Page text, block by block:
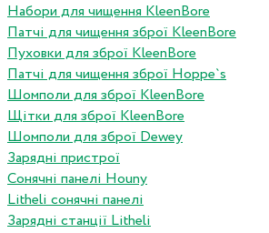
Набори для чищення KleenBore
Патчі для чищення зброї KleenBore
Пуховки для зброї KleenBore
Патчі для чищення зброї Hoppe`s
Шомполи для зброї KleenBore
Щітки для зброї KleenBore
Шомполи для зброї Dewey
Зарядні пристрої
Сонячні панелі Houny
Litheli сонячні панелі
Зарядні станції Litheli